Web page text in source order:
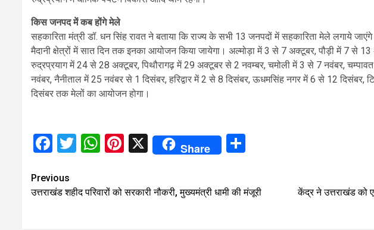
किस जनपद में कब होंगे मेले
सहकारिता मंत्री डॉ. धन सिंह रावत ने बताया कि राज्य के सभी 13 जनपदों में सहकारिता मेले लगाये
मैदानी क्षेत्रों में सात दिन तक इनका आयोजन किया जायेगा। अल्मोड़ा में 3 से 7 अक्टूबर, पौड़ी में 7 से
रुद्रप्रयाग में 24 से 28 अक्टूबर, पिथौरागढ़ में 29 अक्टूबर से 2 नवम्बर, चमोली में 3 से 7 नवंबर,
नवंबर, नैनीताल में 25 नवंबर से 1 दिसंबर, हरिद्वार में 2 से 8 दिसंबर, ऊधमसिंह नगर में 6 से 12 दिसंबर,
दिसंबर तक मेलों का आयोजन होगा।
Facebook
Twitter
WhatsApp
Pinterest
X Share
Continue
Reading
Previous
उत्तराखंड शहीद परिवारों को सरकारी नौकरी, मुख्यमंत्री धामी की मंजूरी
केंद्र ने उत्तराखंड को